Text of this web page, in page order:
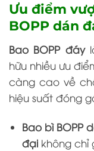
Ưu điểm
BOPP dán
Bao BOPP đáy
hữu nhiều ưu
càng cao về
hiệu suất đóng
Bao bì BOPP
đại không chỉ